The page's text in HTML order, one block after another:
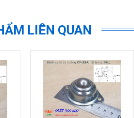
LIÊN QUAN